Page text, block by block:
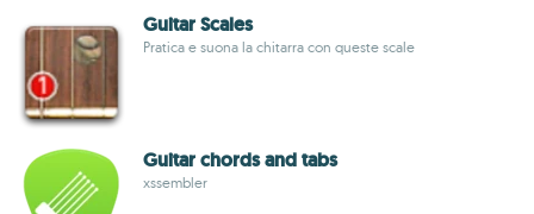
Guitar Scales
Pratica e suona la chitarra con queste scale
Guitar chords and tabs
xssembler